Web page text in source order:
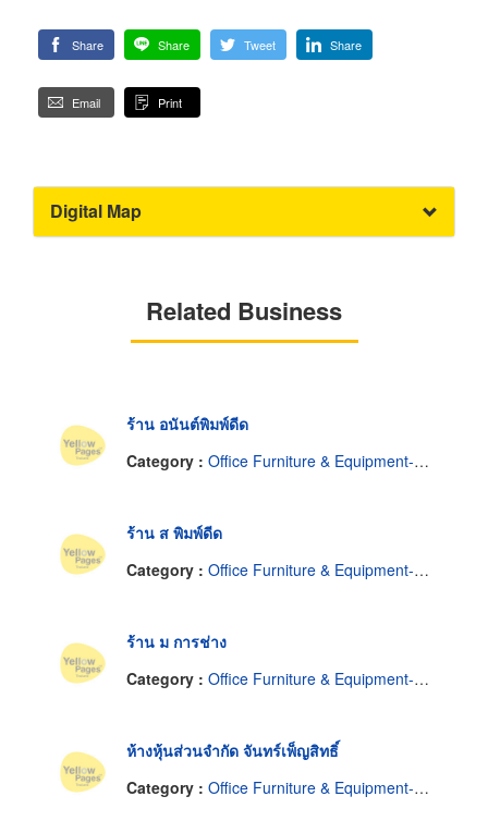
Share Share Tweet Share
Email Print
Digital Map
Related Business
ร้าน อนันต์พิมพ์ดีด
Category : Office Furniture & Equipment-Repairing & Refinishing
ร้าน ส พิมพ์ดีด
Category : Office Furniture & Equipment-Repairing & Refinishing
ร้าน ม การช่าง
Category : Office Furniture & Equipment-Repairing & Refinishing
ห้างหุ้นส่วนจำกัด จันทร์เพ็ญสิทธิ์
Category : Office Furniture & Equipment-Repairing & Refinishing